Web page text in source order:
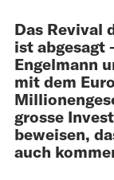
Das Revival
ist abgesagt
Engelmann
mit dem
grosse
beweisen,
auch